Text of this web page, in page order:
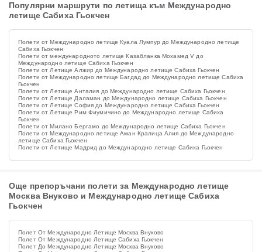
Популярни маршрути по летища към Международно
летище Сабиха Гьокчен
Полети от Международно летище Куала Лумпур до Международно летище
Сабиха Гьокчен
Полети от международното летище Казабланка Мохамед V до
Международно летище Сабиха Гьокчен
Полети от Летище Алжир до Международно летище Сабиха Гьокчен
Полети от Международно летище Багдад до Международно летище Сабиха
Гьокчен
Полети от Летище Анталия до Международно летище Сабиха Гьокчен
Полети от Летище Даламан до Международно летище Сабиха Гьокчен
Полети от Летище София до Международно летище Сабиха Гьокчен
Полети от Летище Рим Фиумичино до Международно летище Сабиха
Гьокчен
Полети от Милано Бергамо до Международно летище Сабиха Гьокчен
Полети от Международно летище Аман Кралица Алия до Международно
летище Сабиха Гьокчен
Полети от Летище Мадрид до Международно летище Сабиха Гьокчен
Още препоръчани полети за Международно летище
Москва Внуково и Международно летище Сабиха
Гьокчен
Полет От Международно Летище Москва Внуково
Полет От Международно Летище Сабиха Гьокчен
Полет До Международно Летище Москва Внуково